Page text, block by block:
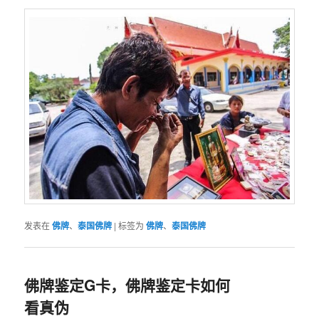
发表在佛牌、泰国佛牌 |标签为 佛牌、泰国佛牌
佛牌鉴定G卡，佛牌鉴定卡如何
看真伪